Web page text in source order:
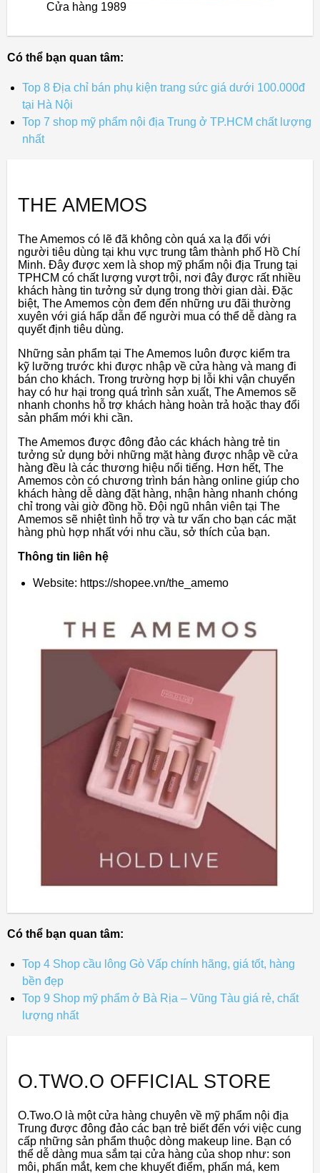
Cửa hàng 1989
Có thể bạn quan tâm:
Top 8 Địa chỉ bán phụ kiện trang sức giá dưới 100.000đ
tại Hà Nội
Top 7 shop mỹ phẩm nội địa Trung ở TP.HCM chất lượng
nhất
THE AMEMOS
The Amemos có lẽ đã không còn quá xa lạ đối với
người tiêu dùng tại khu vực trung tâm thành phố Hồ Chí
Minh. Đây được xem là shop mỹ phẩm nội địa Trung tại
TPHCM có chất lượng vượt trội, nơi đây được rất nhiều
khách hàng tin tưởng sử dụng trong thời gian dài. Đặc
biệt, The Amemos còn đem đến những ưu đãi thường
xuyên với giá hấp dẫn để người mua có thể dễ dàng ra
quyết định tiêu dùng.
Những sản phẩm tại The Amemos luôn được kiểm tra
kỹ lưỡng trước khi được nhập về cửa hàng và mang đi
bán cho khách. Trong trường hợp bị lỗi khi vận chuyển
hay có hư hại trong quá trình sản xuất, The Amemos sẽ
nhanh chonhs hỗ trợ khách hàng hoàn trả hoặc thay đổi
sản phẩm mới khi cần.
The Amemos được đông đảo các khách hàng trẻ tin
tưởng sử dụng bởi những mặt hàng được nhập về cửa
hàng đều là các thương hiệu nổi tiếng. Hơn hết, The
Amemos còn có chương trình bán hàng online giúp cho
khách hàng dễ dàng đặt hàng, nhận hàng nhanh chóng
chỉ trong vài giờ đồng hồ. Đội ngũ nhân viên tại The
Amemos sẽ nhiệt tình hỗ trợ và tư vấn cho bạn các mặt
hàng phù hợp nhất với nhu cầu, sở thích của bạn.
Thông tin liên hệ
Website: https://shopee.vn/the_amemo
Có thể bạn quan tâm:
Top 4 Shop cầu lông Gò Vấp chính hãng, giá tốt, hàng
bền đẹp
Top 9 Shop mỹ phẩm ở Bà Rịa – Vũng Tàu giá rẻ, chất
lượng nhất
O.TWO.O OFFICIAL STORE
O.Two.O là một cửa hàng chuyên về mỹ phẩm nội địa
Trung được đông đảo các bạn trẻ biết đến với việc cung
cấp những sản phẩm thuộc dòng makeup line. Bạn có
thể dễ dàng mua sắm tại cửa hàng của shop như: son
môi, phấn mắt, kem che khuyết điểm, phấn má, kem